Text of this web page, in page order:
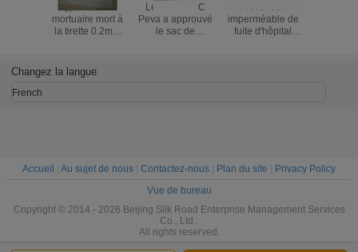
pour
Type d'U sac
mortuaire mort à
la tirette 0.2mm
Le ce de PVC
Peva a approuvé
le sac de
imperméable de
fuite d'hôpital
Changez la langue
French
Accueil Au sujet de nous Contactez-nous Plan du site
Privacy Policy
Vue de bureau
Copyright © 2014 - 2026 Beijing Silk Road Enterprise Management Services
Co., Ltd..
All rights reserved.